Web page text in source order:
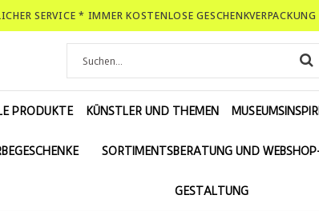
SERVICE * IMMER KOSTENLOSE
PRODUKTE KÜNSTLER UND THEMEN
SORTIMENTSBERATUNG UND
GESTALTUNG